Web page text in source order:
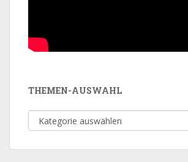
THEMEN-AUSWAHL
Themen-
Auswahl